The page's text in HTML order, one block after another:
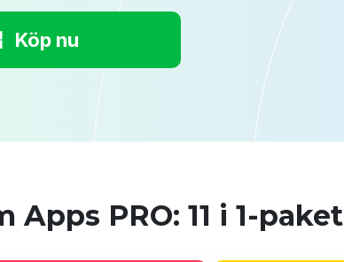
Köp nu
Apps PRO: 11 i 1-paket